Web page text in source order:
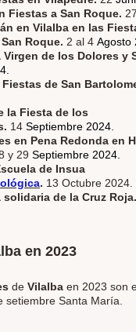
Fiestas a San Roque.
en Vilalba en las
Roque. 2 al 4 Agosto
Virgen de los Dolores y
de San
la Fiesta de los
14 Septiembre 2024.
en Pena Redonda en
y 29 Septiembre 2024.
de Insua
. 13 Octubre 2024.
solidaria de la Cruz Roja.
en 2023
de Vilalba en 2023 son
setiembre Santa María.